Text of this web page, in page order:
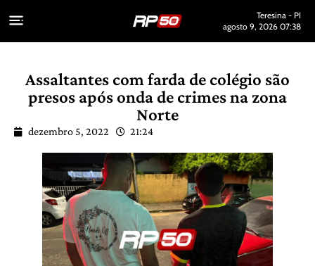
Teresina - PI
agosto 9, 2026 07:38
Assaltantes com farda de colégio são
presos após onda de crimes na zona
Norte
dezembro 5, 2022 21:24